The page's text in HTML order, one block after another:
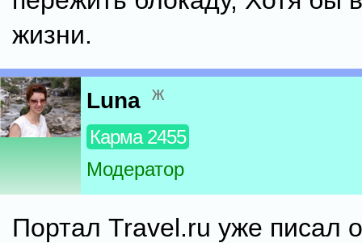
жизни.
Luna ж
Карма 2455
Модератор
Портал Travel.ru уже писал